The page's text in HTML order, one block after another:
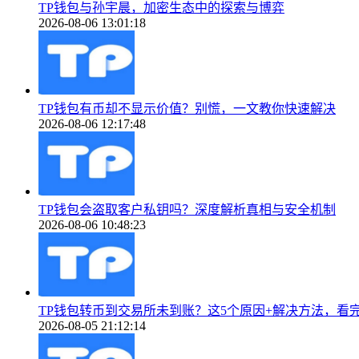
TP钱包与孙宇晨，加密生态中的探索与博弈
2026-08-06 13:01:18
TP钱包有币却不显示价值？别慌，一文教你快速解决
2026-08-06 12:17:48
TP钱包会盗取客户私钥吗？深度解析真相与安全机制
2026-08-06 10:48:23
TP钱包转币到交易所未到账？这5个原因+解决方法，看
2026-08-05 21:12:14